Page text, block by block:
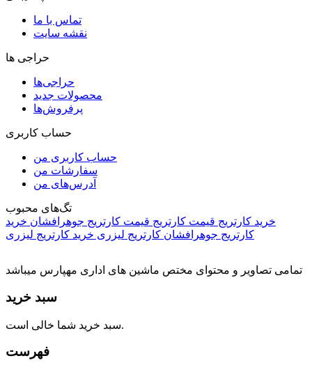
تماس با ما
نقشه سایت
حراجی ها
حراجی‌ها
محصولات جدید
پرفروش‌ها
حساب کاربری
حساب کاربری من
سفارشات من
آدرس‌های من
تگ‌های محبوب
خرید کارتریج قیمت کارتریج قیمت کارتریج جوهرافشان خرید
کارتریج جوهرافشان کارتریج لیزری خرید کارتریج لیزری
تمامی تصاویر و محتوای مختص ماشین های اداری مهپارس میباشد
سبد خرید
سبد خرید شما خالی است.
فهرست